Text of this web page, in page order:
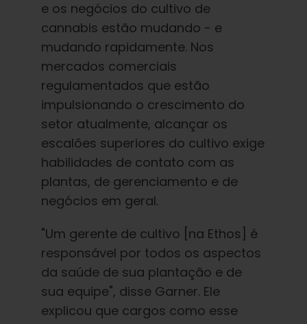
e os negócios do cultivo de
cannabis estão mudando - e
mudando rapidamente. Nos
mercados comerciais
regulamentados que estão
impulsionando o crescimento do
setor atualmente, alcançar os
escalões superiores do cultivo exige
habilidades de contato com as
plantas, de gerenciamento e de
negócios em geral.
"Um gerente de cultivo [na Ethos] é
responsável por todos os aspectos
da saúde de sua plantação e de
sua equipe", disse Garner. Ele
explicou que cargos como esse